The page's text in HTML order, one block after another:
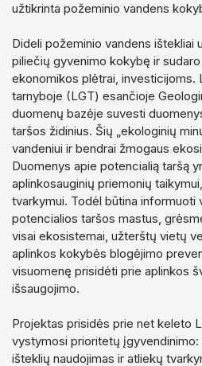
užtikrinta požeminio vandens
Dideli požeminio vandens ištekliai
piliečių gyvenimo kokybę ir
ekonomikos plėtrai, investicijoms.
tarnyboje (LGT) esančioje
duomenų bazėje suvesti
taršos židinius. Šių „ekologinių
vandeniui ir bendrai žmogaus
Duomenys apie potencialią taršą
aplinkosauginių priemonių
tvarkymui. Todėl būtina informuoti
potencialios taršos mastus,
visai ekosistemai, užterštų vietų
aplinkos kokybės blogėjimo
visuomenę prisidėti prie aplinkos
išsaugojimo.
Projektas prisidės prie net keleto
vystymosi prioritetų
išteklių naudojimas ir atliekų